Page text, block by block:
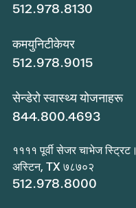
512.978.8130
कमयुनिटीकेयर
512.978.9015
सेन्डेरो स्वास्थ्य योजनाहरू
844.800.4693
११११ पूर्वी सेजर चाभेज स्ट्रिट।
अस्टिन, TX ७८७०२
512.978.8000